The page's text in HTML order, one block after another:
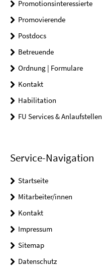
Promotionsinteressierte
Promovierende
Postdocs
Betreuende
Ordnung | Formulare
Kontakt
Habilitation
FU Services & Anlaufstellen
Service-Navigation
Startseite
Mitarbeiter/innen
Kontakt
Impressum
Sitemap
Datenschutz